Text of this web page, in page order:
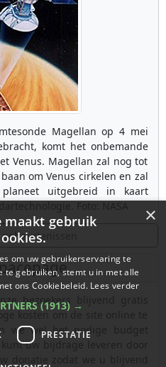
Magellan op 4 mei
komt het onbemande
Venus. Magellan zal nog tot
om Venus cirkelen en zal
uitgebreid in kaart
bezoekers blijvend gratis
kosten om de site online te
we wel het nodige budget
uw bijdrage leveren door
donatie zodat we u blijvend
×
maakt gebruik
om uw gebruikerservaring te
te gebruiken, stemt u in met alle
ons Cookiebeleid. Lees verder
(1913) →
PRESTATIE